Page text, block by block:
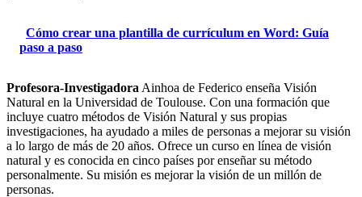
Cómo crear una plantilla de currículum en Word: Guía
paso a paso
Profesora-Investigadora Ainhoa de Federico enseña Visión
Natural en la Universidad de Toulouse. Con una formación que
incluye cuatro métodos de Visión Natural y sus propias
investigaciones, ha ayudado a miles de personas a mejorar su visión
a lo largo de más de 20 años. Ofrece un curso en línea de visión
natural y es conocida en cinco países por enseñar su método
personalmente. Su misión es mejorar la visión de un millón de
personas.